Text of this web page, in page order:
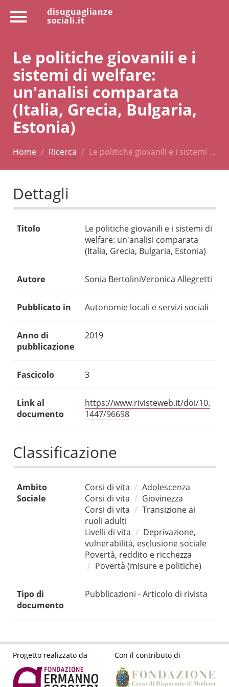
disuguaglianze
sociali.it
Le politiche giovanili e i
sistemi di welfare:
un'analisi comparata
(Italia, Grecia, Bulgaria,
Estonia)
Home Ricerca Le politiche giovanili e i sistemi …
Dettagli
Titolo
Le politiche giovanili e i sistemi di
welfare: un'analisi comparata
(Italia, Grecia, Bulgaria, Estonia)
Autore Sonia BertoliniVeronica Allegretti
Pubblicato in Autonomie locali e servizi sociali
Anno di
pubblicazione
2019
Fascicolo 3
Link al
documento
https://www.rivisteweb.it/doi/10.
1447/96698
Classificazione
Ambito
Sociale
Corsi di vita
Adolescenza
Corsi di vita
Giovinezza
Corsi di vita
Transizione ai
ruoli adulti
Livelli di vita
Deprivazione,
vulnerabilità, esclusione sociale
Povertà, reddito e ricchezza
Povertà (misure e politiche)
Tipo di
documento
Pubblicazioni - Articolo di rivista
Progetto realizzato da Con il contributo di